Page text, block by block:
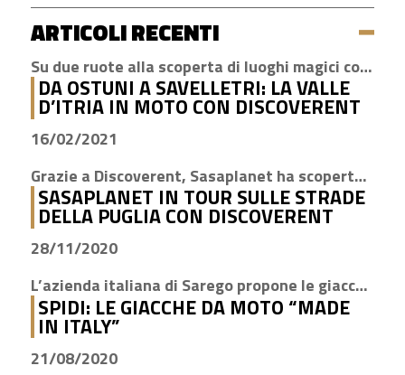
ARTICOLI RECENTI
Su due ruote alla scoperta di luoghi magici come Cisternino, Locorotondo e Alberobello
DA OSTUNI A SAVELLETRI: LA VALLE
D’ITRIA IN MOTO CON DISCOVERENT
16/02/2021
Grazie a Discoverent, Sasaplanet ha scoperto la magia della nostra amata regione
SASAPLANET IN TOUR SULLE STRADE
DELLA PUGLIA CON DISCOVERENT
28/11/2020
L’azienda italiana di Sarego propone le giacche con la tecnologia H2Out, impermeabile, antivento e traspirante
SPIDI: LE GIACCHE DA MOTO “MADE
IN ITALY”
21/08/2020